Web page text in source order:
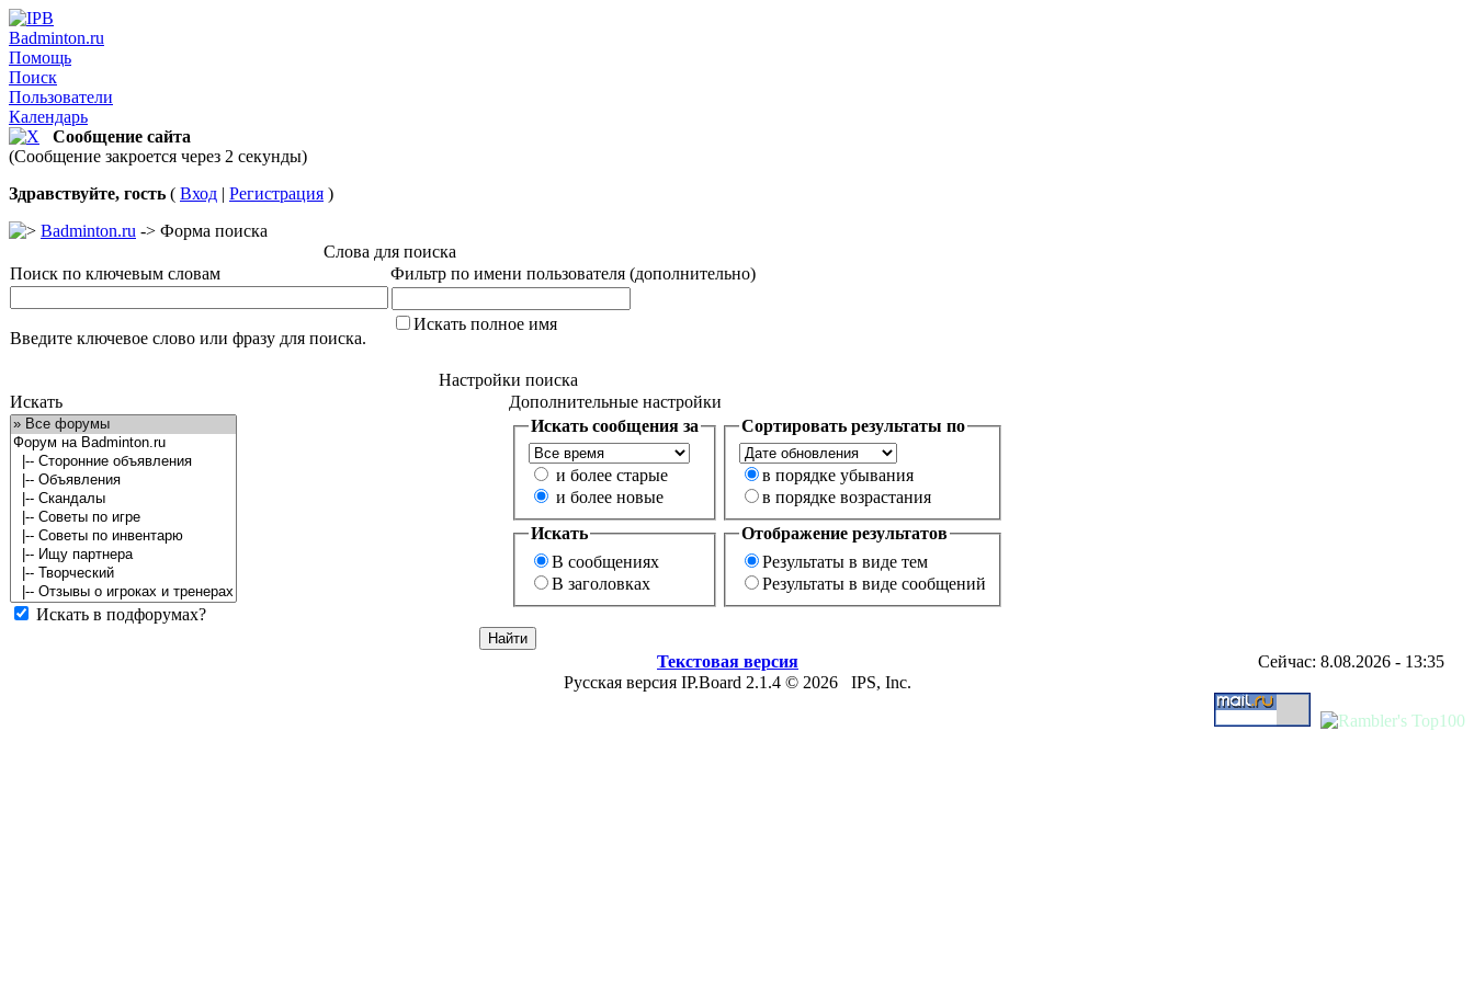
Badminton.ru
Помощь
Поиск
Пользователи
Календарь
Сообщение сайта
(Сообщение закроется через 2 секунды)
Здравствуйте, гость ( Вход | Регистрация )
Badminton.ru -> Форма поиска
Слова для поиска
Поиск по ключевым словам
Фильтр по имени пользователя (дополнительно)
Введите ключевое слово или фразу для поиска.
Искать полное имя
Настройки поиска
Искать
Дополнительные настройки
Искать в подфорумах?
Искать сообщения за
и более старые
и более новые
Сортировать результаты по
в порядке убывания
в порядке возрастания
Искать
В сообщениях
В заголовках
Отображение результатов
Результаты в виде тем
Результаты в виде сообщений
Текстовая версия
Сейчас: 8.08.2026 - 13:35
Русская версия IP.Board 2.1.4 © 2026 IPS, Inc.